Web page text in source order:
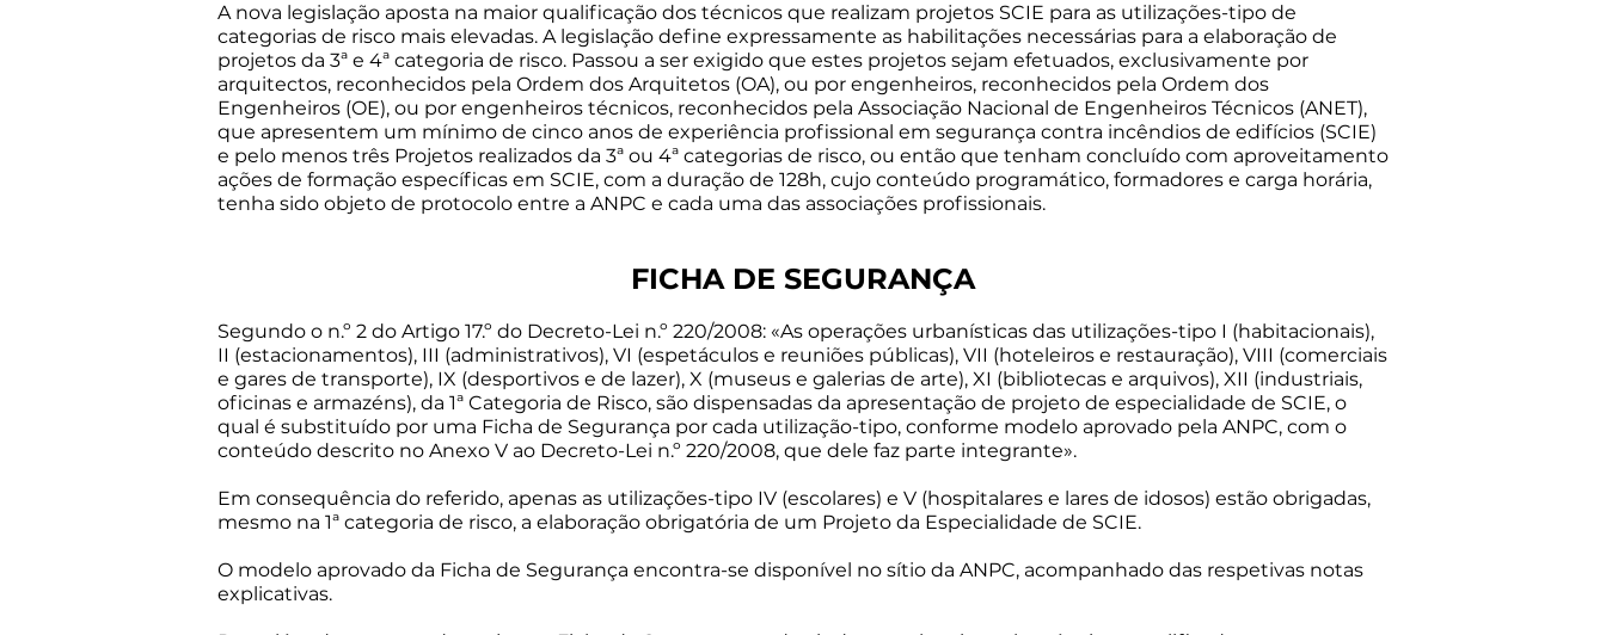
A nova legislação aposta na maior qualificação dos técnicos que realizam projetos SCIE para as utilizações-tipo de
categorias de risco mais elevadas. A legislação define expressamente as habilitações necessárias para a elaboração de
projetos da 3ª e 4ª categoria de risco. Passou a ser exigido que estes projetos sejam efetuados, exclusivamente por
arquitectos, reconhecidos pela Ordem dos Arquitetos (OA), ou por engenheiros, reconhecidos pela Ordem dos
Engenheiros (OE), ou por engenheiros técnicos, reconhecidos pela Associação Nacional de Engenheiros Técnicos (ANET),
que apresentem um mínimo de cinco anos de experiência profissional em segurança contra incêndios de edifícios (SCIE)
e pelo menos três Projetos realizados da 3ª ou 4ª categorias de risco, ou então que tenham concluído com aproveitamento
ações de formação específicas em SCIE, com a duração de 128h, cujo conteúdo programático, formadores e carga horária,
tenha sido objeto de protocolo entre a ANPC e cada uma das associações profissionais.​​​
FICHA DE SEGURANÇA
Segundo o n.º 2 do Artigo 17.º do Decreto-Lei n.º 220/2008: «As operações urbanísticas das utilizações-tipo I (habitacionais),
II (estacionamentos), III (administrativos), VI (espetáculos e reuniões públicas), VII (hoteleiros e restauração), VIII (comerciais
e gares de transporte), IX (desportivos e de lazer), X (museus e galerias de arte), XI (bibliotecas e arquivos), XII (industriais,
oficinas e armazéns), da 1ª Categoria de Risco, são dispensadas da apresentação de projeto de especialidade de SCIE, o
qual é substituído por uma Ficha de Segurança por cada utilização-tipo, conforme modelo aprovado pela ANPC, com o
conteúdo descrito no Anexo V ao Decreto-Lei n.º 220/2008, que dele faz parte integrante».
Em consequência do referido, apenas as utilizações-tipo IV (escolares) e V (hospitalares e lares de idosos) estão obrigadas,
mesmo na 1ª categoria de risco, a elaboração obrigatória de um Projeto da Especialidade de SCIE.
O modelo aprovado da Ficha de Segurança encontra-se disponível no sítio da ANPC, acompanhado das respetivas notas
explicativas.